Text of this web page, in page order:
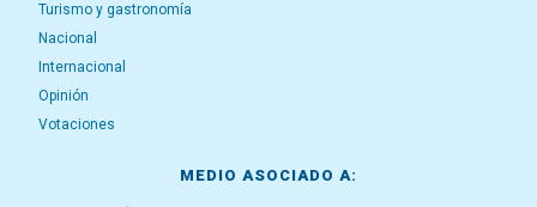
Turismo y gastronomía
Nacional
Internacional
Opinión
Votaciones
MEDIO ASOCIADO A: